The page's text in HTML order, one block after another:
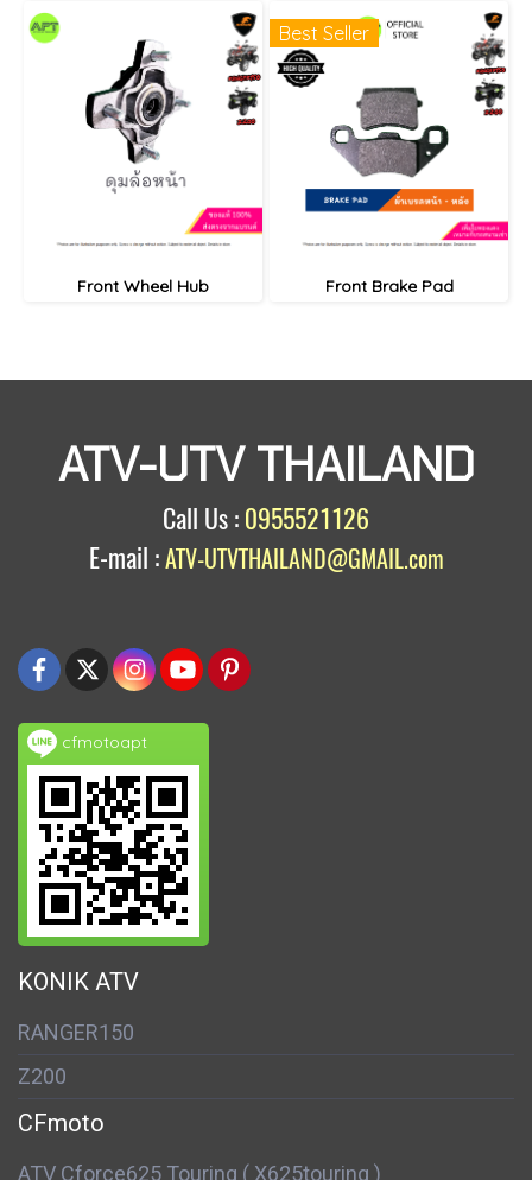
Front Wheel Hub
Best Seller
Front Brake Pad
ATV-UTV THAILAND
Call Us : 0955521126
E-mail :ATV-UTVTHAILAND@GMAIL.com
cfmotoapt
KONIK ATV
RANGER150
Z200
CFmoto
ATV Cforce625 Touring ( X625touring )